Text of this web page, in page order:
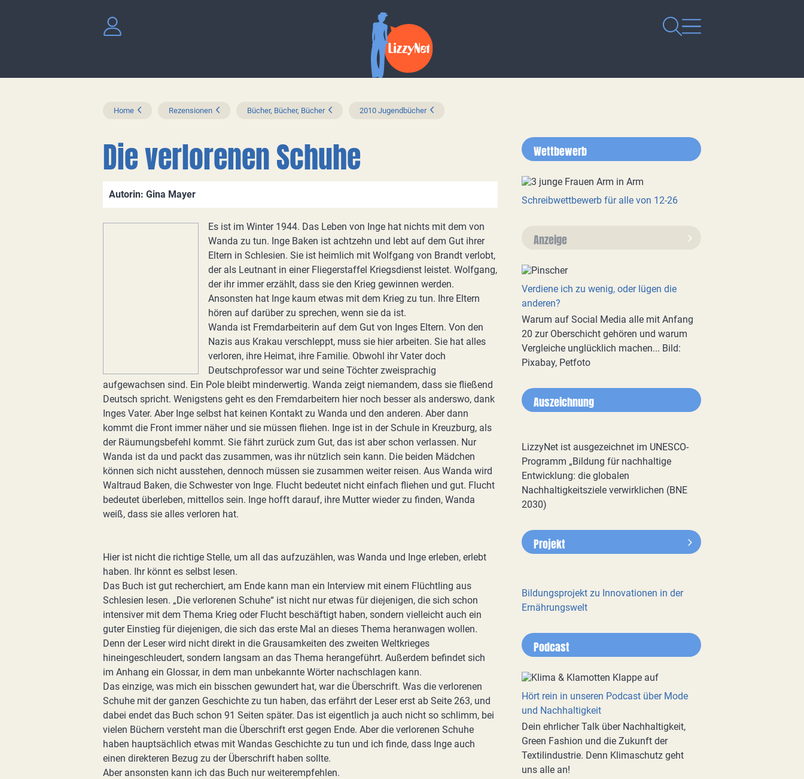
Home Rezensionen Bücher, Bücher, Bücher 2010 Jugendbücher
Die verlorenen Schuhe
Autorin: Gina Mayer
Es ist im Winter 1944. Das Leben von Inge hat nichts mit dem von
Wanda zu tun. Inge Baken ist achtzehn und lebt auf dem Gut ihrer
Eltern in Schlesien. Sie ist heimlich mit Wolfgang von Brandt verlobt,
der als Leutnant in einer Fliegerstaffel Kriegsdienst leistet. Wolfgang,
der ihr immer erzählt, dass sie den Krieg gewinnen werden.
Ansonsten hat Inge kaum etwas mit dem Krieg zu tun. Ihre Eltern
hören auf darüber zu sprechen, wenn sie da ist.
Wanda ist Fremdarbeiterin auf dem Gut von Inges Eltern. Von den
Nazis aus Krakau verschleppt, muss sie hier arbeiten. Sie hat alles
verloren, ihre Heimat, ihre Familie. Obwohl ihr Vater doch
Deutschprofessor war und seine Töchter zweisprachig
aufgewachsen sind. Ein Pole bleibt minderwertig. Wanda zeigt niemandem, dass sie fließend
Deutsch spricht. Wenigstens geht es den Fremdarbeitern hier noch besser als anderswo, dank
Inges Vater. Aber Inge selbst hat keinen Kontakt zu Wanda und den anderen. Aber dann
kommt die Front immer näher und sie müssen fliehen. Inge ist in der Schule in Kreuzburg, als
der Räumungsbefehl kommt. Sie fährt zurück zum Gut, das ist aber schon verlassen. Nur
Wanda ist da und packt das zusammen, was ihr nützlich sein kann. Die beiden Mädchen
können sich nicht ausstehen, dennoch müssen sie zusammen weiter reisen. Aus Wanda wird
Waltraud Baken, die Schwester von Inge. Flucht bedeutet nicht einfach fliehen und gut. Flucht
bedeutet überleben, mittellos sein. Inge hofft darauf, ihre Mutter wieder zu finden, Wanda
weiß, dass sie alles verloren hat.
Hier ist nicht die richtige Stelle, um all das aufzuzählen, was Wanda und Inge erleben, erlebt
haben. Ihr könnt es selbst lesen.
Das Buch ist gut recherchiert, am Ende kann man ein Interview mit einem Flüchtling aus
Schlesien lesen. „Die verlorenen Schuhe“ ist nicht nur etwas für diejenigen, die sich schon
intensiver mit dem Thema Krieg oder Flucht beschäftigt haben, sondern vielleicht auch ein
guter Einstieg für diejenigen, die sich das erste Mal an dieses Thema heranwagen wollen.
Denn der Leser wird nicht direkt in die Grausamkeiten des zweiten Weltkrieges
hineingeschleudert, sondern langsam an das Thema herangeführt. Außerdem befindet sich
im Anhang ein Glossar, in dem man unbekannte Wörter nachschlagen kann.
Das einzige, was mich ein bisschen gewundert hat, war die Überschrift. Was die verlorenen
Schuhe mit der ganzen Geschichte zu tun haben, das erfährt der Leser erst ab Seite 263, und
dabei endet das Buch schon 91 Seiten später. Das ist eigentlich ja auch nicht so schlimm, bei
vielen Büchern versteht man die Überschrift erst gegen Ende. Aber die verlorenen Schuhe
haben hauptsächlich etwas mit Wandas Geschichte zu tun und ich finde, dass Inge auch
einen direkteren Bezug zu der Überschrift haben sollte.
Aber ansonsten kann ich das Buch nur weiterempfehlen.
Wettbewerb
Schreibwettbewerb für alle von 12-26
Anzeige
Verdiene ich zu wenig, oder lügen die
anderen?
Warum auf Social Media alle mit Anfang
20 zur Oberschicht gehören und warum
Vergleiche unglücklich machen... Bild:
Pixabay, Petfoto
Auszeichnung
LizzyNet ist ausgezeichnet im UNESCO-
Programm „Bildung für nachhaltige
Entwicklung: die globalen
Nachhaltigkeitsziele verwirklichen (BNE
2030)
Projekt
Bildungsprojekt zu Innovationen in der
Ernährungswelt
Podcast
Hört rein in unseren Podcast über Mode
und Nachhaltigkeit
Dein ehrlicher Talk über Nachhaltigkeit,
Green Fashion und die Zukunft der
Textilindustrie. Denn Klimaschutz geht
uns alle an!